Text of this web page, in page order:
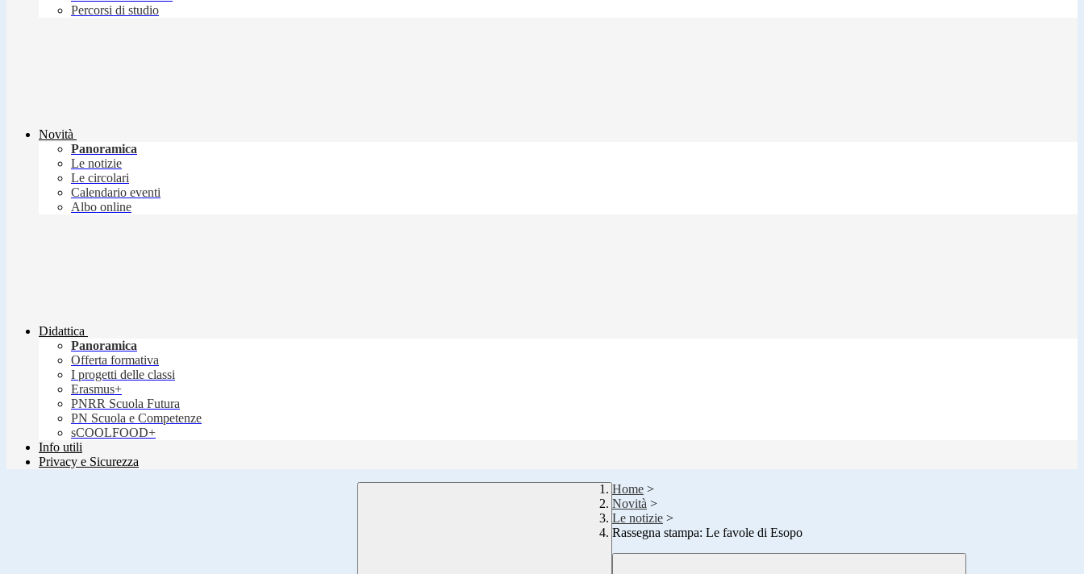
Percorsi di studio
Novità
Panoramica
Le notizie
Le circolari
Calendario eventi
Albo online
Didattica
Panoramica
Offerta formativa
I progetti delle classi
Erasmus+
PNRR Scuola Futura
PN Scuola e Competenze
sCOOLFOOD+
Info utili
Privacy e Sicurezza
Home >
Novità >
Le notizie >
Rassegna stampa: Le favole di Esopo